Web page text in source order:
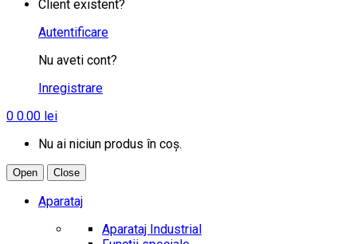
Client existent?
Autentificare
Nu aveti cont?
Inregistrare
0 0.00 lei
Nu ai niciun produs în coș.
Open Close
Aparataj
Aparataj Industrial